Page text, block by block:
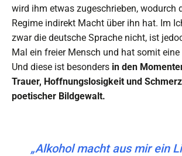
wird ihm etwas zugeschrieben, wodurch
Regime indirekt Macht über ihn hat. Im
zwar die deutsche Sprache nicht, ist
Mal ein freier Mensch und hat somit eine
Und diese ist besonders in den
Trauer, Hoffnungslosigkeit und
poetischer Bildgewalt.
„Alkohol macht aus mir ein